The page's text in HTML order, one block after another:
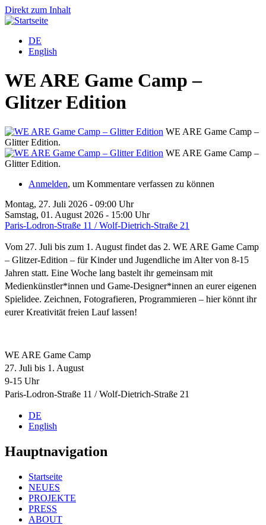
Direkt zum Inhalt
DE
English
WE ARE Game Camp –
Glitzer Edition
WE ARE Game Camp –
Glitter Edition.
WE ARE Game Camp –
Glitter Edition.
Anmelden, um Kommentare verfassen zu können
Montag, 27. Juli 2026 - 09:00 Uhr
Samstag, 01. August 2026 - 15:00 Uhr
Paris-Lodron-Straße 11 / Wolf-Dietrich-Straße 21
Vom 27. Juli bis zum 1. August findet das 2. WE ARE Game Camp
– Glitzer-Edition – für Kinder und Jugendliche im Alter von 8-15
Jahren statt. Eine Woche lang bastelt ihr gemeinsam mit
Medienkünstler*innen und Game-Designer*innen an eurer eigenen
Spielidee. Zeichnen, Fotografieren, Programmieren – hier könnt ihr
eurer Kreativität freien Lauf lassen!
WE ARE Game Camp
27. Juli bis 1. August
9-15 Uhr
Paris-Lodron-Straße 11 / Wolf-Dietrich-Straße 21
DE
English
Hauptnavigation
Startseite
NEUES
PROJEKTE
PRESS
ABOUT